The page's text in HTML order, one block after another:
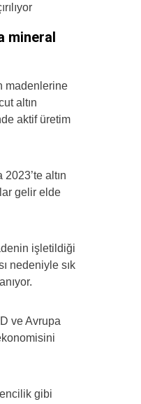
mineral
madenlerine
altın
aktif üretim
2023’te altın
gelir elde
işletildiği
nedeniyle sık
ve Avrupa
gibi